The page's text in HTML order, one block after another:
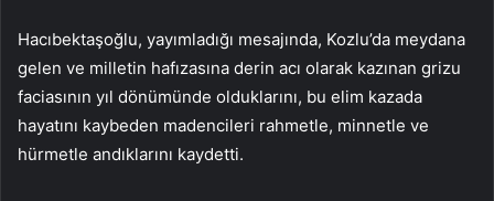
Hacıbektaşoğlu, yayımladığı mesajında, Kozlu’da meydana
gelen ve milletin hafızasına derin acı olarak kazınan grizu
faciasının yıl dönümünde olduklarını, bu elim kazada
hayatını kaybeden madencileri rahmetle, minnetle ve
hürmetle andıklarını kaydetti.